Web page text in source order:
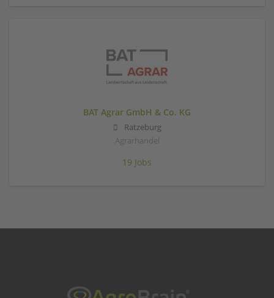
BAT Agrar GmbH & Co. KG
Ratzeburg
Agrarhandel
19 Jobs